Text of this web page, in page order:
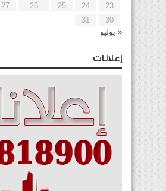
23
24
25
26
27
30
31
« يوليو
إعلانات